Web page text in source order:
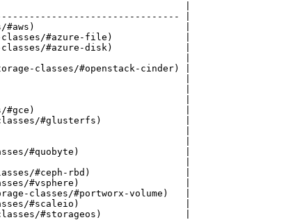
|
|
#aws)                           |
classes/#azure-file)             |
#azure-disk)             |
|
classes/#openstack-cinder) |
|
|
|
#gce)                           |
#glusterfs)               |
|
|
#quobyte)                   |
|
#ceph-rbd)                 |
#vsphere)                   |
classes/#portworx-volume)   |
#scaleio)                   |
#storageos)               |